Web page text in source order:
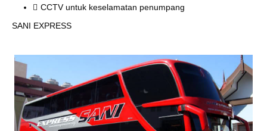
CCTV untuk keselamatan penumpang
SANI EXPRESS